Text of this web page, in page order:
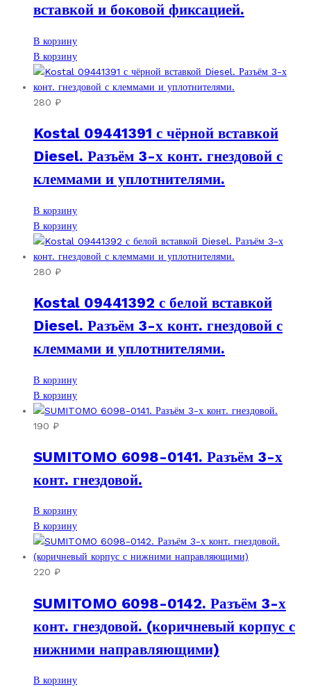
вставкой и боковой фиксацией.
В корзину
В корзину
280 ₽
Kostal 09441391 с чёрной вставкой
Diesel. Разъём 3-х конт. гнездовой с
клеммами и уплотнителями.
В корзину
В корзину
280 ₽
Kostal 09441392 с белой вставкой
Diesel. Разъём 3-х конт. гнездовой с
клеммами и уплотнителями.
В корзину
В корзину
190 ₽
SUMITOMO 6098-0141. Разъём 3-х
конт. гнездовой.
В корзину
В корзину
220 ₽
SUMITOMO 6098-0142. Разъём 3-х
конт. гнездовой. (коричневый корпус с
нижними направляющими)
В корзину